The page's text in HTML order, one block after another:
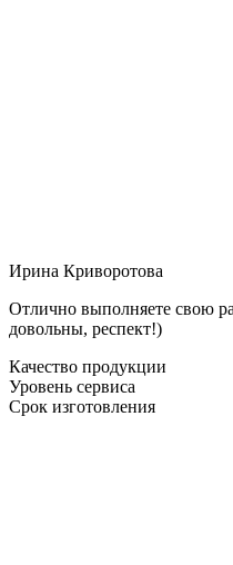
Ирина Криворотова
Отлично выполняете свою
довольны, респект!)
Качество продукции
Уровень сервиса
Срок изготовления